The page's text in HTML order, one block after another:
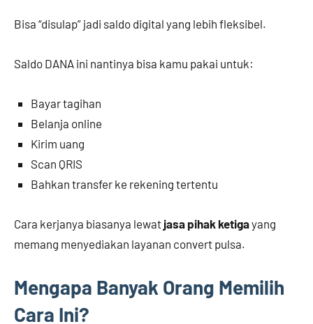
Bisa “disulap” jadi saldo digital yang lebih fleksibel.
Saldo DANA ini nantinya bisa kamu pakai untuk:
Bayar tagihan
Belanja online
Kirim uang
Scan QRIS
Bahkan transfer ke rekening tertentu
Cara kerjanya biasanya lewat jasa pihak ketigayang
memang menyediakan layanan convert pulsa.
Mengapa Banyak Orang Memilih
Cara Ini?